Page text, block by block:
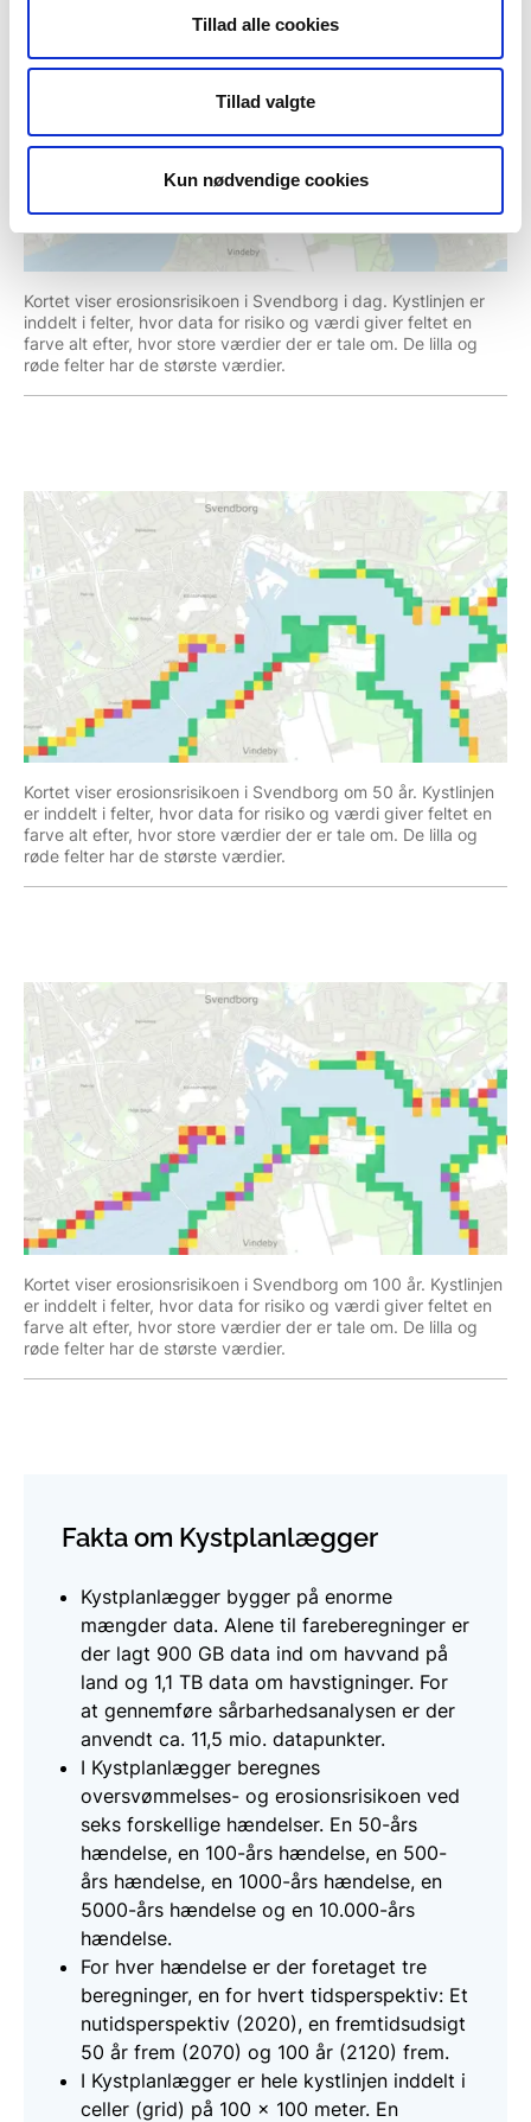
Tillad alle cookies
Tillad valgte
Kun nødvendige cookies
Kortet viser erosionsrisikoen i Svendborg i dag. Kystlinjen er
inddelt i felter, hvor data for risiko og værdi giver feltet en
farve alt efter, hvor store værdier der er tale om. De lilla og
røde felter har de største værdier.
Kortet viser erosionsrisikoen i Svendborg om 50 år. Kystlinjen
er inddelt i felter, hvor data for risiko og værdi giver feltet en
farve alt efter, hvor store værdier der er tale om. De lilla og
røde felter har de største værdier.
Kortet viser erosionsrisikoen i Svendborg om 100 år. Kystlinjen
er inddelt i felter, hvor data for risiko og værdi giver feltet en
farve alt efter, hvor store værdier der er tale om. De lilla og
røde felter har de største værdier.
Fakta om Kystplanlægger
Kystplanlægger bygger på enorme
mængder data. Alene til fareberegninger er
der lagt 900 GB data ind om havvand på
land og 1,1 TB data om havstigninger. For
at gennemføre sårbarhedsanalysen er der
anvendt ca. 11,5 mio. datapunkter.
​​I Kystplanlægger beregnes
oversvømmelses- og erosionsrisikoen ved
seks forskellige hændelser. En 50-års
hændelse, en 100-års hændelse, en 500-
års hændelse, en 1000-års hændelse, en
5000-års hændelse og en 10.000-års
hændelse.
For hver hændelse er der foretaget tre
beregninger, en for hvert tidsperspektiv: Et
nutidsperspektiv (2020), en fremtidsudsigt
50 år frem (2070) og 100 år (2120) frem.
​I Kystplanlægger er hele kystlinjen inddelt i
celler (grid) på 100 x 100 meter. En